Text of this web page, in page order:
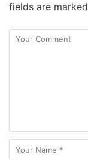
fields are marked